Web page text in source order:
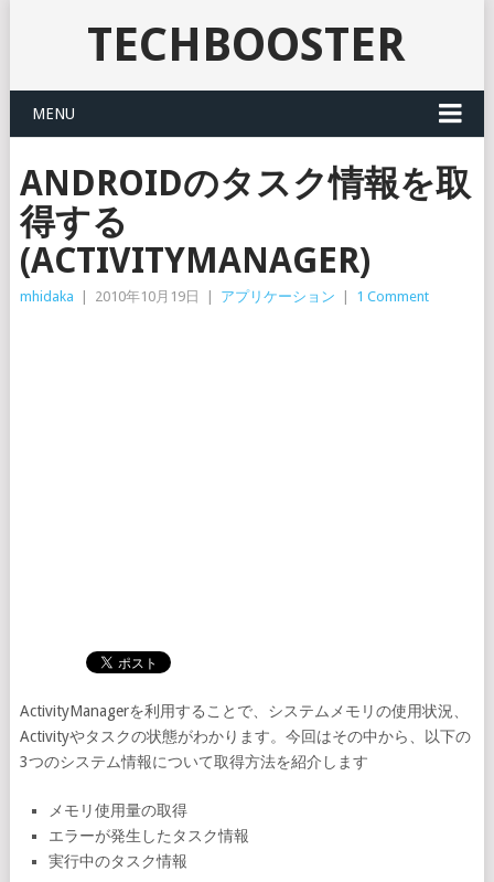
TECHBOOSTER
MENU
ANDROIDのタスク情報を取
得する
(ACTIVITYMANAGER)
mhidaka 2010年10月19日 アプリケーション 1 Comment
ActivityManagerを利用することで、システムメモリの使用状況、
Activityやタスクの状態がわかります。今回はその中から、以下の
3つのシステム情報について取得方法を紹介します
メモリ使用量の取得
エラーが発生したタスク情報
実行中のタスク情報